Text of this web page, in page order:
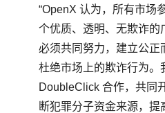
“OpenX 认为，所有市场
个优质、透明、无欺诈的
必须共同努力，建立公正
杜绝市场上的欺诈行为。
DoubleClick 合作，共同
断犯罪分子资金来源，提